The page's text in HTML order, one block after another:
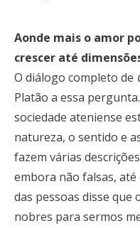
Aonde mais o amor
crescer até
O diálogo completo de
Platão a essa
sociedade ateniense
natureza, o sentido e
fazem várias
embora não falsas, até
das pessoas disse
nobres para sermos